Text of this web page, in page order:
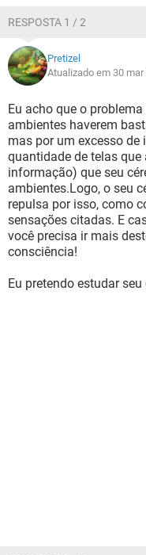
RESPOSTA 1 / 2
Pretizel
Atualizado em 30
Eu acho que o
ambientes haverem
mas por um excesso
quantidade de telas
informação) que seu
ambientes.Logo, o seu
repulsa por isso, como
sensações citadas. E
você precisa ir mais
consciência!
Eu pretendo estudar seu